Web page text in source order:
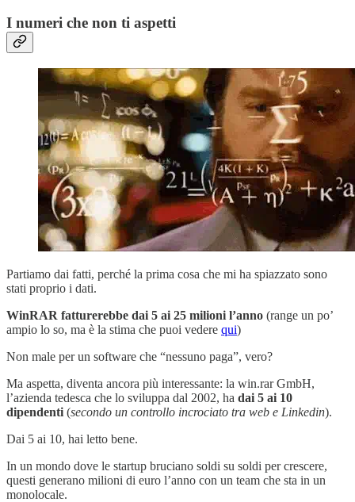
I numeri che non ti aspetti
Partiamo dai fatti, perché la prima cosa che mi ha spiazzato sono
stati proprio i dati.
WinRAR fatturerebbe dai 5 ai 25 milioni l’anno (range un po’
ampio lo so, ma è la stima che puoi vedere qui)
Non male per un software che “nessuno paga”, vero?
Ma aspetta, diventa ancora più interessante: la win.rar GmbH,
l’azienda tedesca che lo sviluppa dal 2002, ha dai 5 ai 10
dipendenti (secondo un controllo incrociato tra web e Linkedin).
Dai 5 ai 10, hai letto bene.
In un mondo dove le startup bruciano soldi su soldi per crescere,
questi generano milioni di euro l’anno con un team che sta in un
monolocale.